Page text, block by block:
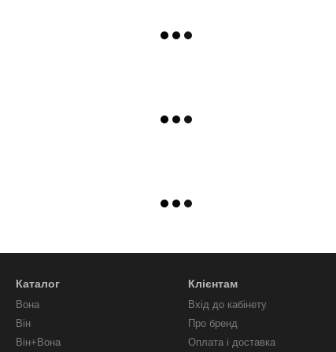
Каталог
Вона
Він
Він+Вона
Клієнтам
Вхід до кабінету
Про бренд
Оплата і доставка